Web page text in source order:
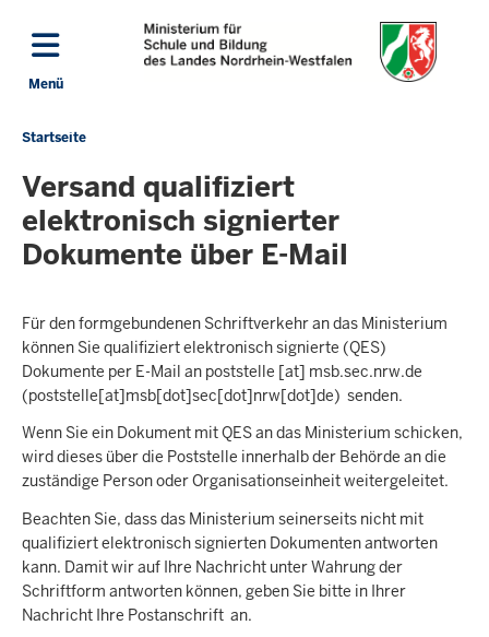
Direkt zum Inhalt
Menü
Sie
sich
hier
Startseite
Versand qualifiziert
elektronisch signierter
Dokumente über E-Mail
Für den formgebundenen Schriftverkehr an das Ministerium
können Sie qualifiziert elektronisch signierte (QES)
Dokumente per E-Mail an poststelle [at] msb.sec.nrw.de
(poststelle[at]msb[dot]sec[dot]nrw[dot]de) senden.
Wenn Sie ein Dokument mit QES an das Ministerium schicken,
wird dieses über die Poststelle innerhalb der Behörde an die
zuständige Person oder Organisationseinheit weitergeleitet.
Beachten Sie, dass das Ministerium seinerseits nicht mit
qualifiziert elektronisch signierten Dokumenten antworten
kann. Damit wir auf Ihre Nachricht unter Wahrung der
Schriftform antworten können, geben Sie bitte in Ihrer
Nachricht Ihre Postanschrift an.